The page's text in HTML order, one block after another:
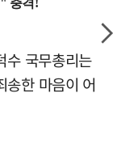
수 국무총리는
송한 마음이 어